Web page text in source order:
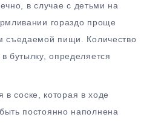
в случае с детьми на
гораздо проще
съедаемой пищи. Количество
бутылку, определяется
в соске, которая в ходе
постоянно наполнена